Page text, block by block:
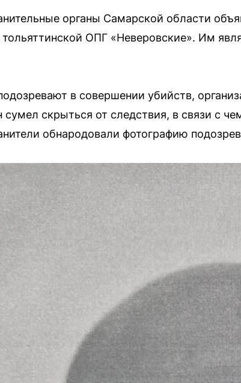
органы Самарской области
тольяттинской ОПГ «Неверовские». Им
в совершении убийств,
сумел скрыться от следствия, в связи с
обнародовали фотографию